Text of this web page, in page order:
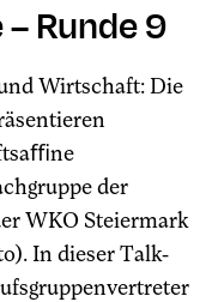
Runde 9
Wirtschaft: Die
der
WKO Steiermark
In dieser Talk-